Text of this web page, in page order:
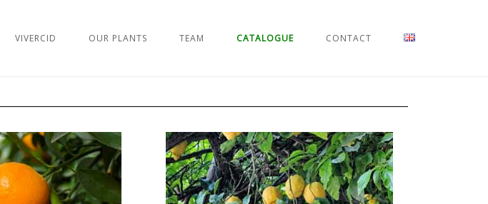
VIVERCID OUR PLANTS TEAM CATALOGUE CONTACT